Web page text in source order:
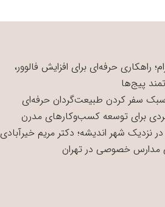
راهکاری حرفه‌ای برای افزایش فالوور،
پیج‌ها
سبک سفر کردن طبیعت‌گردان حرفه‌ای
برای توسعه کسب‌وکارهای مدرن
نزدیک شهر اندیشه؛ دکتر مریم خیرآبادی
مدارس خصوصی در تهران